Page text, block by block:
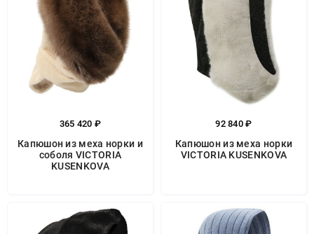
365 420 ₽
Капюшон из меха норки и
соболя VICTORIA
KUSENKOVA
92 840 ₽
Капюшон из меха норки
VICTORIA KUSENKOVA